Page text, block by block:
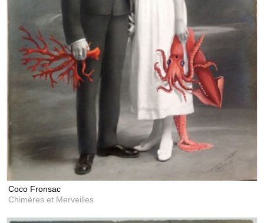
Coco Fronsac
Chimères et Merveilles